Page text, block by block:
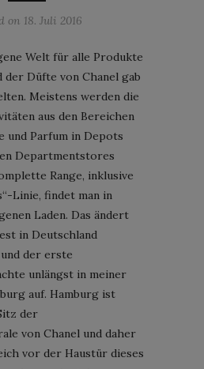
on 18. Juli 2016
Welt für alle Produkte
Düfte von Chanel gab
Meistens werden die
aus den Bereichen
und Parfum in Depots
Departmentstores
Range, inklusive
Linie, findet man in
Laden. Das ändert
in Deutschland
der erste
unlängst in meiner
auf. Hamburg ist
der
von Chanel und daher
vor der Haustür dieses